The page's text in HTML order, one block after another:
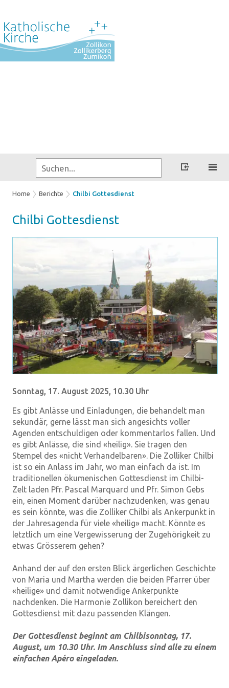
Home Berichte Chilbi Gottesdienst
Chil­bi Got­tes­dienst
Sonntag, 17. August 2025, 10.30 Uhr
Es gibt Anlässe und Einladungen, die behandelt man
sekundär, gerne lässt man sich angesichts voller
Agenden entschuldigen oder kommentarlos fallen. Und
es gibt Anlässe, die sind «heilig». Sie tragen den
Stempel des «nicht Verhandelbaren». Die Zolliker Chilbi
ist so ein Anlass im Jahr, wo man einfach da ist. Im
traditionellen ökumenischen Gottesdienst im Chilbi-
Zelt laden Pfr. Pascal Marquard und Pfr. Simon Gebs
ein, einen Moment darüber nachzudenken, was genau
es sein könnte, was die Zolliker Chilbi als Ankerpunkt in
der Jahresagenda für viele «heilig» macht. Könnte es
letztlich um eine Vergewisserung der Zugehörigkeit zu
etwas Grösserem gehen?
Anhand der auf den ersten Blick ärgerlichen Geschichte
von Maria und Martha werden die beiden Pfarrer über
«heilige» und damit notwendige Ankerpunkte
nachdenken. Die Harmonie Zollikon bereichert den
Gottesdienst mit dazu passenden Klängen.
Der Gottesdienst beginnt am Chilbisonntag, 17.
August, um 10.30 Uhr. Im Anschluss sind alle zu einem
einfachen Apéro eingeladen.